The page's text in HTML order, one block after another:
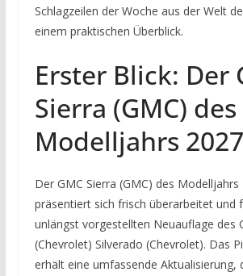
Schlagzeilen der Woche aus der Welt
einem praktischen Überblick.
Erster Blick: Der
Sierra (GMC) des
Modelljahrs 2027
Der GMC Sierra (GMC) des Modelljahrs
präsentiert sich frisch überarbeitet und
unlängst vorgestellten Neuauflage des
(Chevrolet) Silverado (Chevrolet). Das
erhält eine umfassende Aktualisierung,